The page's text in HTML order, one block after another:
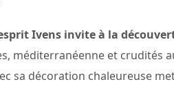
Ivens invite à la
méditerranéenne et crudités
sa décoration chaleureuse